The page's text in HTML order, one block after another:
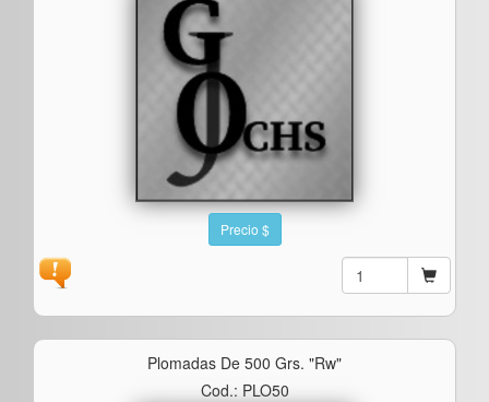
Precio $
Plomadas De 500 Grs. "rw"
Cod.: PLO50